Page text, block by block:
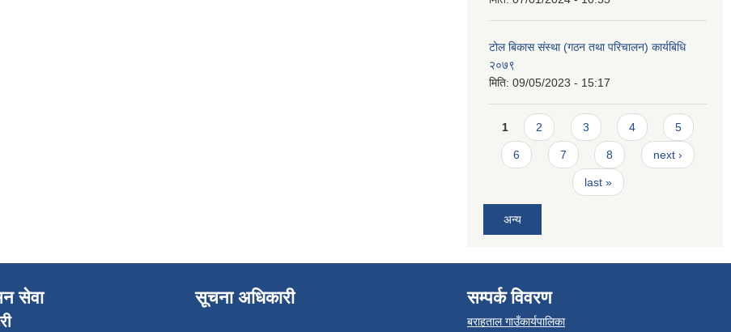
टोल बिकास संस्था (गठन तथा परिचालन) कार्यबिधि
२०७९
मिति: 09/05/2023 - 15:17
Pages
1 2 3 4 5
6 7 8 next ›
last »
अन्य
सेवा सूचना अधिकारी सम्पर्क विवरण
बराहताल गाउँकार्यपालिका